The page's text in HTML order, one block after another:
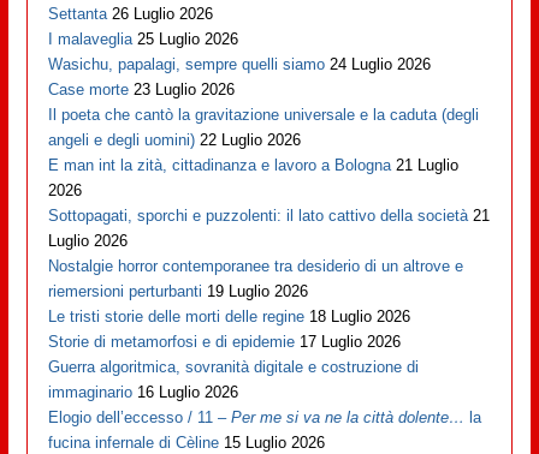
Settanta 26 Luglio 2026
I malaveglia 25 Luglio 2026
Wasichu, papalagi, sempre quelli siamo 24 Luglio 2026
Case morte 23 Luglio 2026
Il poeta che cantò la gravitazione universale e la caduta (degli
angeli e degli uomini) 22 Luglio 2026
E man int la zità, cittadinanza e lavoro a Bologna 21 Luglio
2026
Sottopagati, sporchi e puzzolenti: il lato cattivo della società 21
Luglio 2026
Nostalgie horror contemporanee tra desiderio di un altrove e
riemersioni perturbanti 19 Luglio 2026
Le tristi storie delle morti delle regine 18 Luglio 2026
Storie di metamorfosi e di epidemie 17 Luglio 2026
Guerra algoritmica, sovranità digitale e costruzione di
immaginario 16 Luglio 2026
Elogio dell’eccesso / 11 –Per me si va ne la città dolente… la
fucina infernale di Cèline 15 Luglio 2026